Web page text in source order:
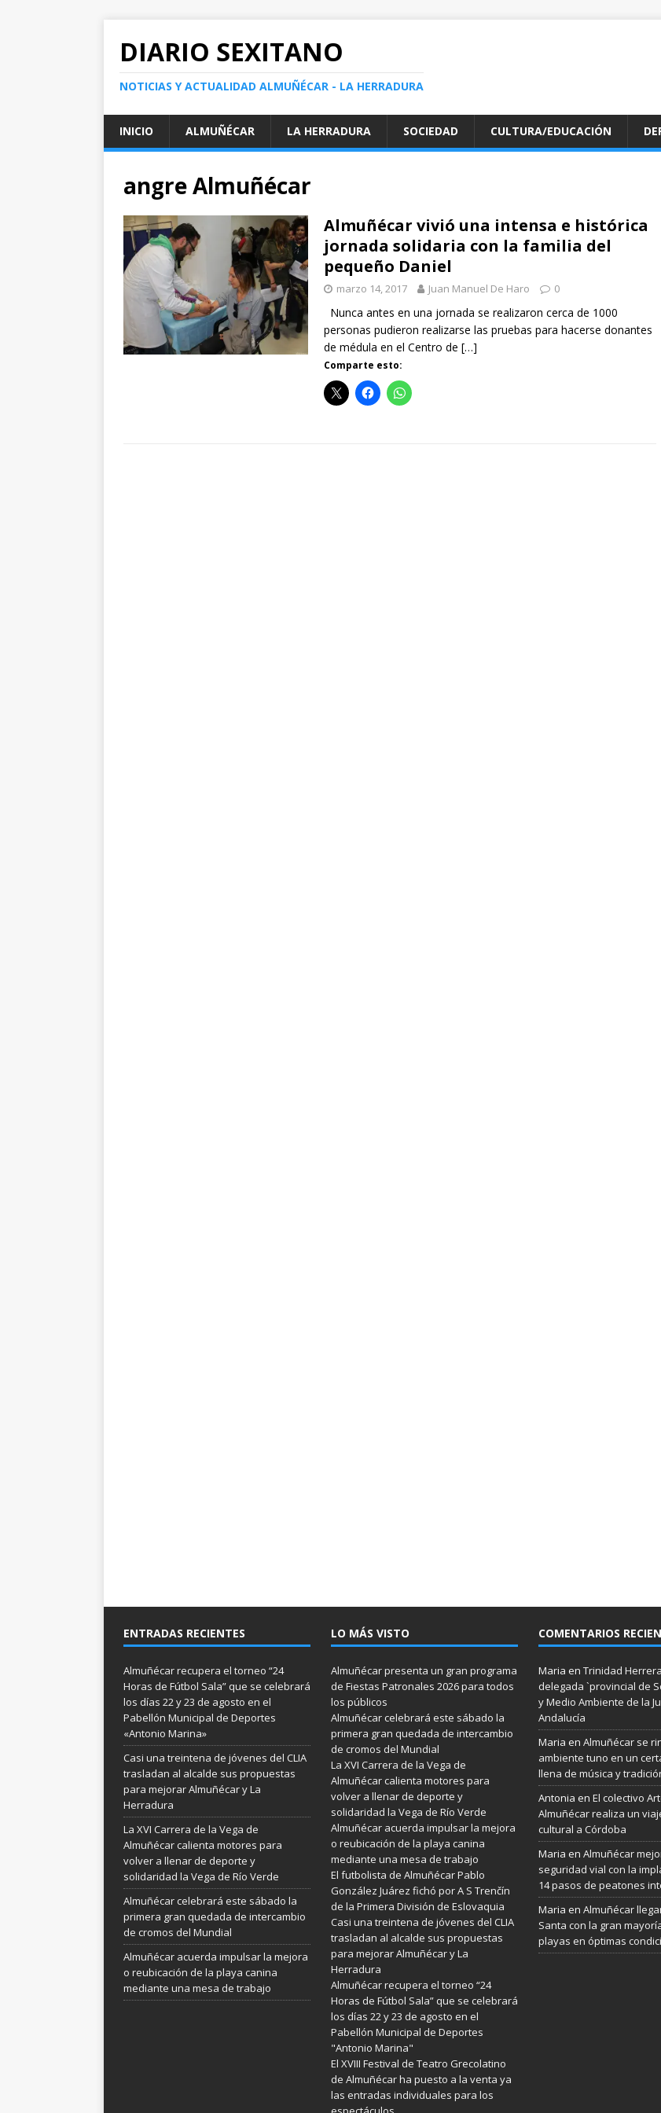
DIARIO SEXITANO
NOTICIAS Y ACTUALIDAD ALMUÑÉCAR - LA HERRADURA
INICIO ALMUÑÉCAR LA HERRADURA SOCIEDAD CULTURA/EDUCACIÓN
angre Almuñécar
Almuñécar vivió una intensa e histórica
jornada solidaria con la familia del
pequeño Daniel
marzo 14, 2017 Juan Manuel De Haro 0
Nunca antes en una jornada se realizaron cerca de 1000
personas pudieron realizarse las pruebas para hacerse donantes
de médula en el Centro de […]
Comparte esto:
ENTRADAS RECIENTES
Almuñécar recupera el torneo “24
Horas de Fútbol Sala” que se celebrará
los días 22 y 23 de agosto en el
Pabellón Municipal de Deportes
«Antonio Marina»
Casi una treintena de jóvenes del CLIA
trasladan al alcalde sus propuestas
para mejorar Almuñécar y La
Herradura
La XVI Carrera de la Vega de
Almuñécar calienta motores para
volver a llenar de deporte y
solidaridad la Vega de Río Verde
Almuñécar celebrará este sábado la
primera gran quedada de intercambio
de cromos del Mundial
Almuñécar acuerda impulsar la mejora
o reubicación de la playa canina
mediante una mesa de trabajo
LO MÁS VISTO
Almuñécar presenta un gran programa
de Fiestas Patronales 2026 para todos
los públicos
Almuñécar celebrará este sábado la
primera gran quedada de intercambio
de cromos del Mundial
La XVI Carrera de la Vega de
Almuñécar calienta motores para
volver a llenar de deporte y
solidaridad la Vega de Río Verde
Almuñécar acuerda impulsar la mejora
o reubicación de la playa canina
mediante una mesa de trabajo
El futbolista de Almuñécar Pablo
González Juárez fichó por A S Trenčín
de la Primera División de Eslovaquia
Casi una treintena de jóvenes del CLIA
trasladan al alcalde sus propuestas
para mejorar Almuñécar y La
Herradura
Almuñécar recupera el torneo “24
Horas de Fútbol Sala” que se celebrará
los días 22 y 23 de agosto en el
Pabellón Municipal de Deportes
"Antonio Marina"
El XVIII Festival de Teatro Grecolatino
de Almuñécar ha puesto a la venta ya
las entradas individuales para los
COMENTARIOS
Maria en Trinidad
delegada `provincial de
y Medio Ambiente de la
Andalucía
Maria en Almuñécar se
ambiente tuno en un
llena de música y
Antonia en El colectivo
Almuñécar realiza un
cultural a Córdoba
Maria en Almuñécar
seguridad vial con la
14 pasos de peatones
Maria en Almuñécar
Santa con la gran
playas en óptimas